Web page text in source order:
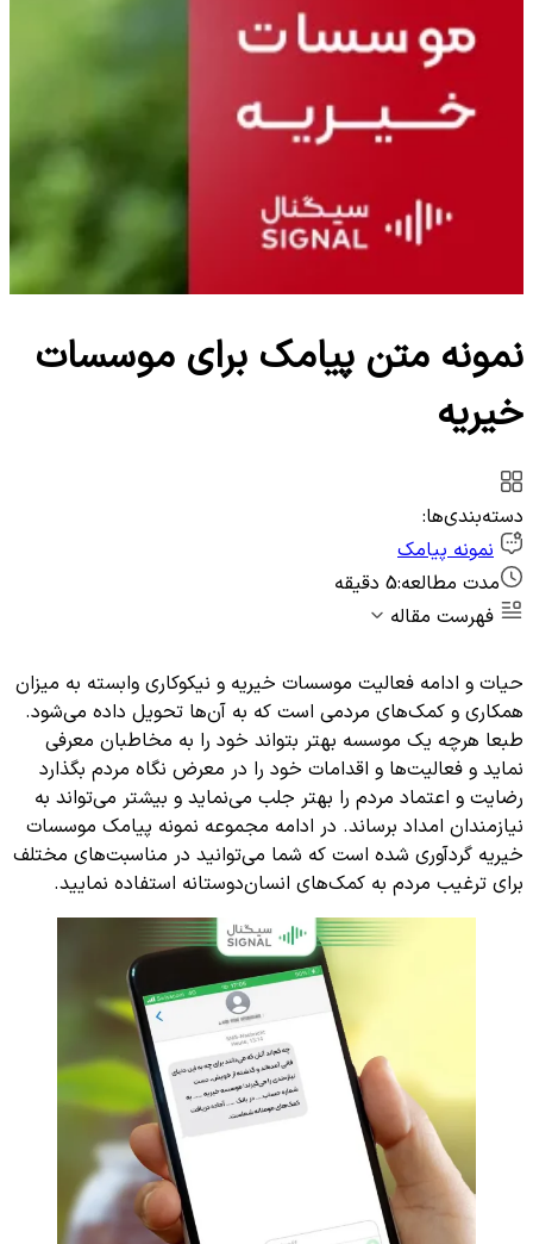
نمونه متن پیامک برای موسسات
خیریه
دسته‌بندی‌ها:
نمونه پیامک
مدت مطالعه:5 دقیقه
فهرست مقاله
حیات و ادامه فعالیت موسسات خیریه و نیکوکاری وابسته به میزان
همکاری و کمک‌های مردمی است که به آن‌ها تحویل داده می‌شود.
طبعا هرچه یک موسسه بهتر بتواند خود را به مخاطبان معرفی
نماید و فعالیت‌ها و اقدامات خود را در معرض نگاه مردم بگذارد
رضایت و اعتماد مردم را بهتر جلب می‌نماید و بیشتر می‌تواند به
نیازمندان امداد برساند. در ادامه مجموعه نمونه پیامک موسسات
خیریه گردآوری شده است که شما می‌توانید در مناسبت‌های مختلف
برای ترغیب مردم به کمک‌های انسان‌دوستانه استفاده نمایید.‌